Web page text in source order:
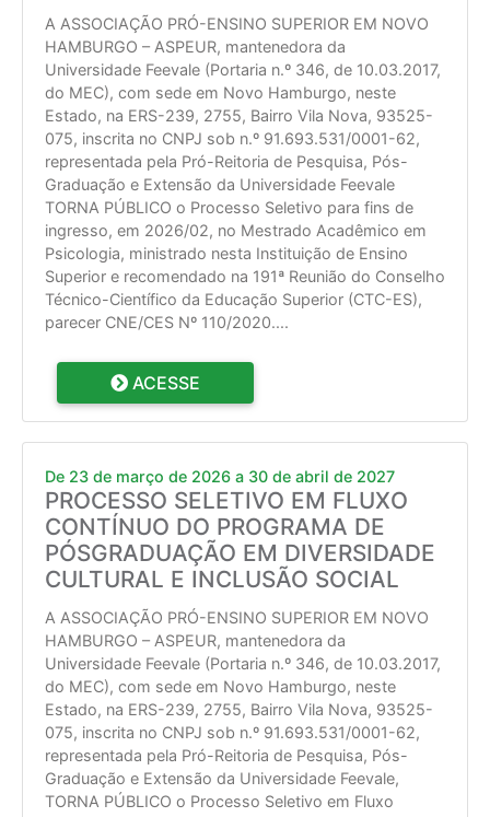
A ASSOCIAÇÃO PRÓ-ENSINO SUPERIOR EM NOVO
HAMBURGO – ASPEUR, mantenedora da
Universidade Feevale (Portaria n.º 346, de 10.03.2017,
do MEC), com sede em Novo Hamburgo, neste
Estado, na ERS-239, 2755, Bairro Vila Nova, 93525-
075, inscrita no CNPJ sob n.º 91.693.531/0001-62,
representada pela Pró-Reitoria de Pesquisa, Pós-
Graduação e Extensão da Universidade Feevale
TORNA PÚBLICO o Processo Seletivo para fins de
ingresso, em 2026/02, no Mestrado Acadêmico em
Psicologia, ministrado nesta Instituição de Ensino
Superior e recomendado na 191ª Reunião do Conselho
Técnico-Científico da Educação Superior (CTC-ES),
parecer CNE/CES Nº 110/2020....
ACESSE
De 23 de março de 2026 a 30 de abril de 2027
PROCESSO SELETIVO EM FLUXO
CONTÍNUO DO PROGRAMA DE
PÓSGRADUAÇÃO EM DIVERSIDADE
CULTURAL E INCLUSÃO SOCIAL
A ASSOCIAÇÃO PRÓ-ENSINO SUPERIOR EM NOVO
HAMBURGO – ASPEUR, mantenedora da
Universidade Feevale (Portaria n.º 346, de 10.03.2017,
do MEC), com sede em Novo Hamburgo, neste
Estado, na ERS-239, 2755, Bairro Vila Nova, 93525-
075, inscrita no CNPJ sob n.º 91.693.531/0001-62,
representada pela Pró-Reitoria de Pesquisa, Pós-
Graduação e Extensão da Universidade Feevale,
TORNA PÚBLICO o Processo Seletivo em Fluxo